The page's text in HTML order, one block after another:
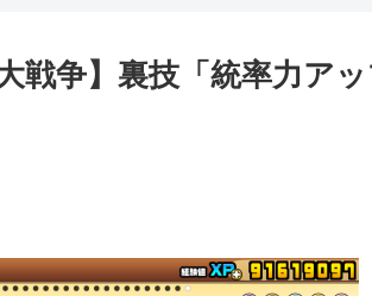
戦争】裏技「統率力ア